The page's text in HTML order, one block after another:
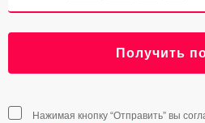
Получить
Нажимая кнопку “Отправить” вы